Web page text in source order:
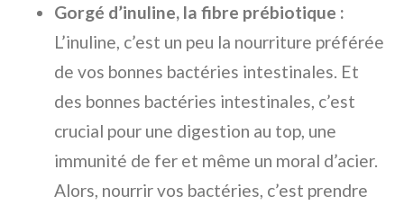
Gorgé d’inuline, la fibre prébiotique :
L’inuline, c’est un peu la nourriture préférée
de vos bonnes bactéries intestinales. Et
des bonnes bactéries intestinales, c’est
crucial pour une digestion au top, une
immunité de fer et même un moral d’acier.
Alors, nourrir vos bactéries, c’est prendre